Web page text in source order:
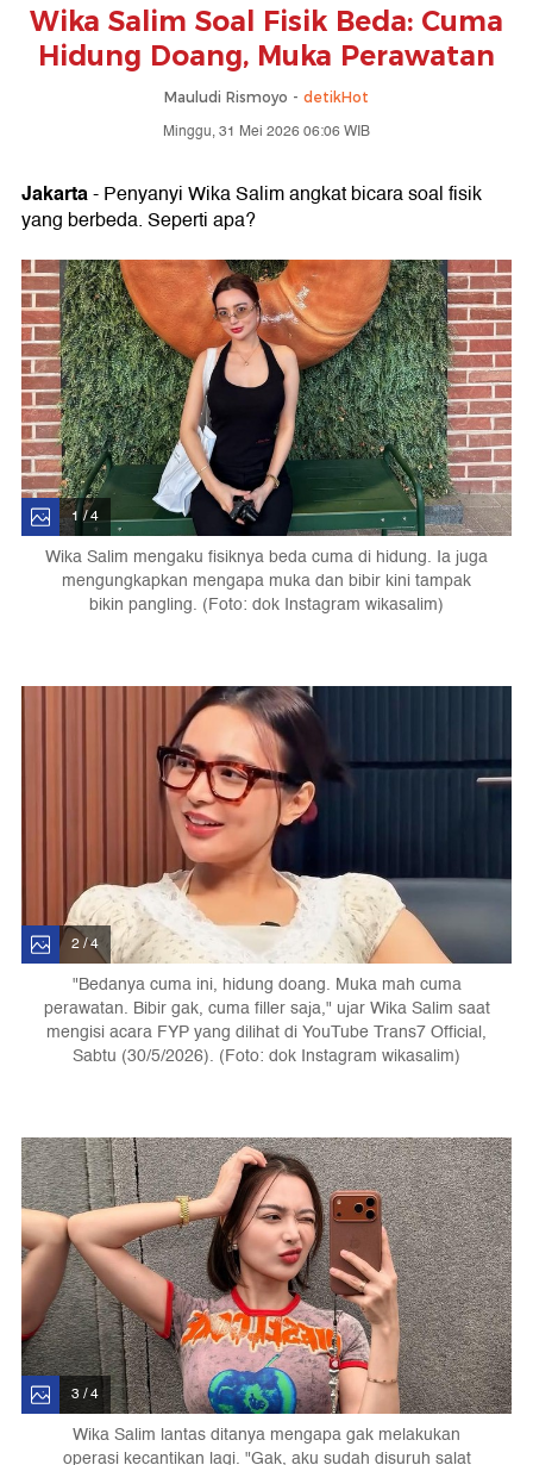
Wika Salim Soal Fisik Beda: Cuma
Hidung Doang, Muka Perawatan
Mauludi Rismoyo - detikHot
Minggu, 31 Mei 2026 06:06 WIB
Jakarta- Penyanyi Wika Salim angkat bicara soal fisik
yang berbeda. Seperti apa?
1 / 4
Wika Salim mengaku fisiknya beda cuma di hidung. Ia juga
mengungkapkan mengapa muka dan bibir kini tampak
bikin pangling. (Foto: dok Instagram wikasalim)
2 / 4
"Bedanya cuma ini, hidung doang. Muka mah cuma
perawatan. Bibir gak, cuma filler saja," ujar Wika Salim saat
mengisi acara FYP yang dilihat di YouTube Trans7 Official,
Sabtu (30/5/2026). (Foto: dok Instagram wikasalim)
3 / 4
Wika Salim lantas ditanya mengapa gak melakukan
operasi kecantikan lagi. "Gak, aku sudah disuruh salat